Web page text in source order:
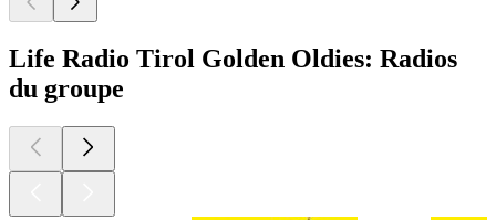
Life Radio Tirol Golden Oldies: Radios
du groupe